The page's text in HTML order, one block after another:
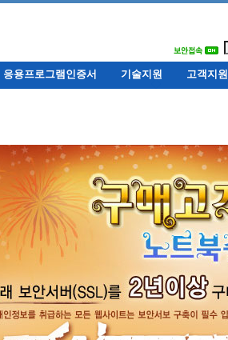
응용프로그램인증서 기술지원 고객지원